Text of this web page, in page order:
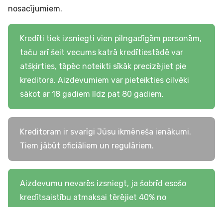
nosacījumiem.
Kredīti tiek izsniegti vien pilngadīgām personām,
taču arī šeit vecums katrā kredītiestādē var
atšķirties, tāpēc noteikti sīkāk precizējiet pie
kreditora. Aizdevumiem var pieteikties cilvēki
sākot ar 18 gadiem līdz pat 80 gadiem.
Kreditoram ir svarīgi Jūsu ikmēneša ienākumi.
Tiem jābūt oficiāliem un regulāriem.
Aizdevumu nevarēs izsniegt, ja šobrīd esošo
kredītsaistību atmaksai tērējiet 40% no